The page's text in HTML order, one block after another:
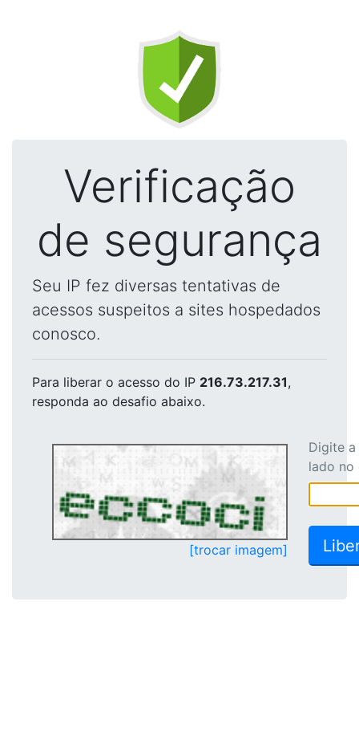
Verificação
de segurança
Seu IP fez diversas tentativas de
acessos suspeitos a sites hospedados
conosco.
Para liberar o acesso do IP 216.73.217.31,
responda ao desafio abaixo.
[trocar imagem]
Digite
lado no